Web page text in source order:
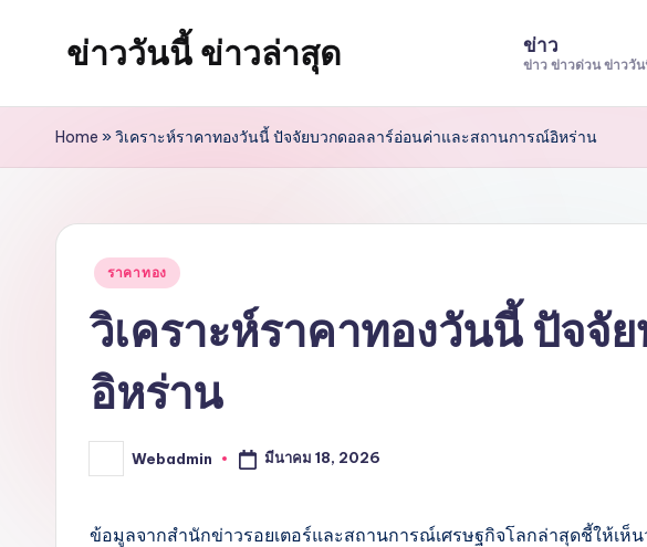
ข่าววันนี้ ข่าวล่าสุด ข่าว
ข่าว ข่าวด่วน ข่าววั
Home »วิเคราะห์ราคาทองวันนี้ ปัจจัยบวกดอลลาร์อ่อนค่าและสถานการณ์อิหร่าน
Posted
ราคาทอง
วิเคราะห์ราคาทองวันนี้ ปัจ
อิหร่าน
Posted
by
Webadmin มีนาคม 18, 2026
ข้อมูลจากสำนักข่าวรอยเตอร์และสถานการณ์เศรษฐกิจโลกล่าสุดชี้ให้เห็น